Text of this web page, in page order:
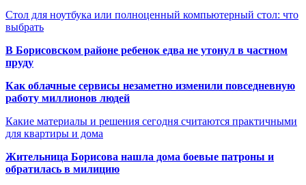
Стол для ноутбука или полноценный компьютерный стол: что
выбрать
В Борисовском районе ребенок едва не утонул в частном
пруду
Как облачные сервисы незаметно изменили повседневную
работу миллионов людей
Какие материалы и решения сегодня считаются практичными
для квартиры и дома
Жительница Борисова нашла дома боевые патроны и
обратилась в милицию